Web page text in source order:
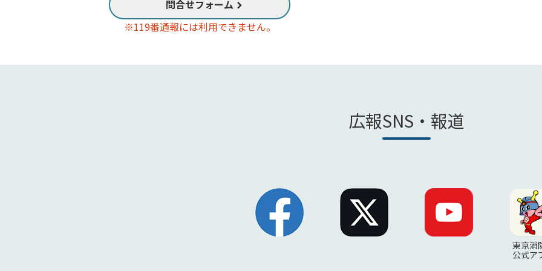
問合せフォーム
※119番通報には利用できません。
広報SNS・報道
東京消
公式ア